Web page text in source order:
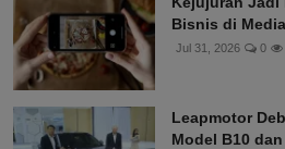
Bisnis di
Jul 31, 2026 0
Leapmotor
Model B10 dan